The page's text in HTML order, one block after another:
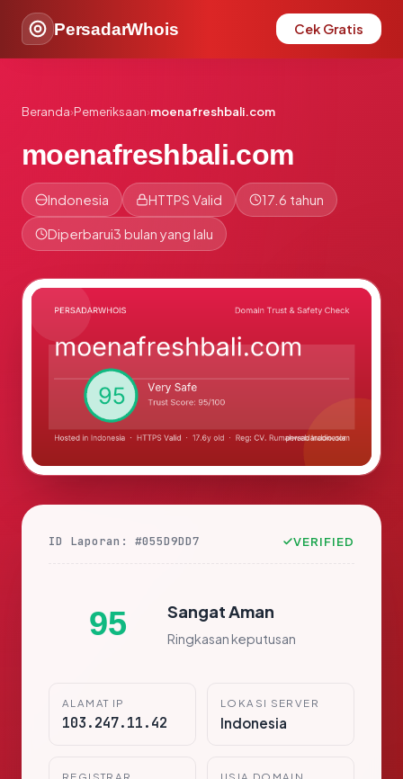
PersadarWhois Cek Gratis
Beranda›Pemeriksaan›moenafreshbali.com
moenafreshbali.com
Indonesia HTTPS Valid 17.6 tahun
Diperbarui3 bulan yang lalu
ID Laporan: #055D9DD7 VERIFIED
95 Sangat Aman
Ringkasan keputusan
ALAMAT IP
103.247.11.42
LOKASI SERVER
Indonesia